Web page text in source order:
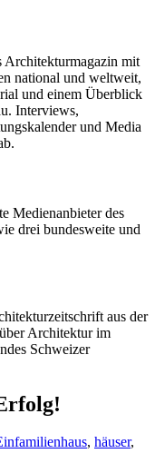
Architekturmagazin mit
national und weltweit,
und einem Überblick
Interviews,
und Media
Medienanbieter des
drei bundesweite und
aus der
Architektur im
Schweizer
, häuser,